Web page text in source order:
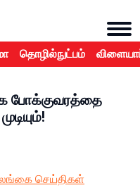
தொழில்நுட்பம்
போக்குவரத்தை
செய்திகள்